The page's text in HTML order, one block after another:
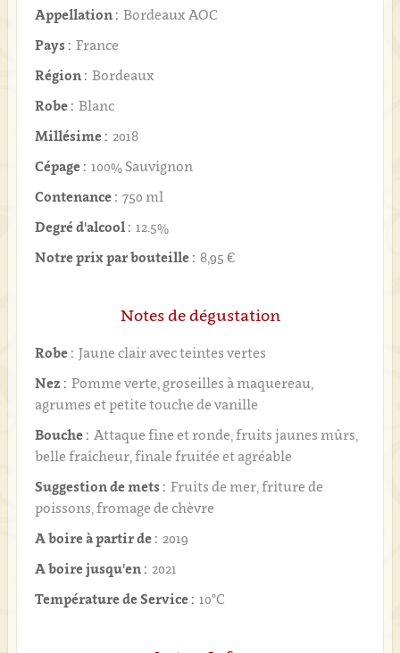
Appellation : Bordeaux AOC
Pays : France
Région : Bordeaux
Robe : Blanc
Millésime : 2018
Cépage : 100% Sauvignon
Contenance : 750 ml
Degré d'alcool : 12.5%
Notre prix par bouteille : 8,95 €
Notes de dégustation
Robe : Jaune clair avec teintes vertes
Nez : Pomme verte, groseilles à maquereau,
agrumes et petite touche de vanille
Bouche : Attaque fine et ronde, fruits jaunes mûrs,
belle fraîcheur, finale fruitée et agréable
Suggestion de mets : Fruits de mer, friture de
poissons, fromage de chèvre
A boire à partir de : 2019
A boire jusqu'en : 2021
Température de Service : 10°C